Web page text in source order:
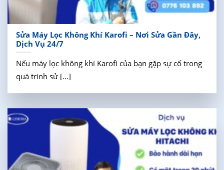
Sửa Máy Lọc Không Khí Karofi – Nơi Sửa Gần Đây,
Dịch Vụ 24/7
Nếu máy lọc không khí Karofi của bạn gặp sự cố trong
quá trình sử [...]